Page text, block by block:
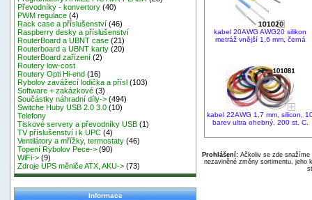
Převodníky - konvertory (40)
PWM regulace (4)
Rack case a příslušenství (46)
Raspberry desky a příslušenství
RouterBoard a UBNT case (21)
Routerboard a UBNT karty (20)
RouterBoard zařízení (2)
Routery low-cost
Routery Opti Hi-end (16)
Rybolov zavážecí lodička a přísl (103)
Software + zakázkové (3)
Součástky náhradní díly-> (494)
Switche Huby USB 2.0 3.0 (10)
Telefony
Tiskové servery a převodníky USB (1)
TV příslušenství i k UPC (4)
Ventilátory a mřížky, termostaty (46)
Topení Rybolov Pece-> (90)
WiFi-> (9)
Zdroje UPS měniče ATX, AKU-> (73)
Informace
kabel 20AWG AWG20 silikon
metráž vnější 1,6 mm, černá
kabel 22AWG 1,7 mm, silicon,
barev ultra ohebný, 200 st. C.
Prohlášení:Ačkoliv se zde snažíme
nezaviněné změny sortimentu, jeho